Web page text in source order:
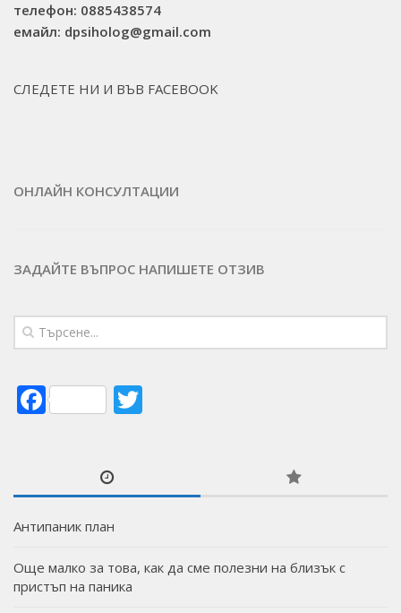
телефон: 0885438574
емайл: dpsiholog@gmail.com
СЛЕДЕТЕ НИ И ВЪВ FACEBOOK
ОНЛАЙН КОНСУЛТАЦИИ
ЗАДАЙТЕ ВЪПРОС НАПИШЕТЕ ОТЗИВ
Facebook
Антипаник план
Още малко за това, как да сме полезни на близък с
пристъп на паника